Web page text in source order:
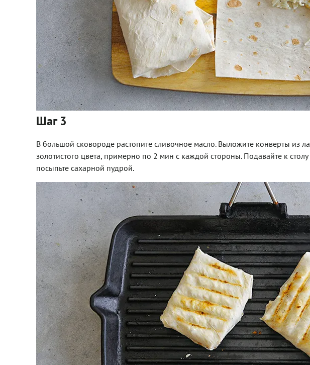
Шаг 3
В большой сковороде растопите сливочное масло. Выложите конверты из
золотистого цвета, примерно по 2 мин с каждой стороны. Подавайте к
посыпьте сахарной пудрой.